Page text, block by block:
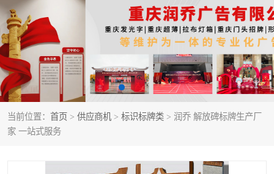
当前位置： 首页 > 供应商机 > 标识标牌类 > 润乔 解放碑标牌生产厂
家 一站式服务
招牌类 发光字类
灯箱类 形象墙类
标识标牌类 写真喷绘类
展架 条幅